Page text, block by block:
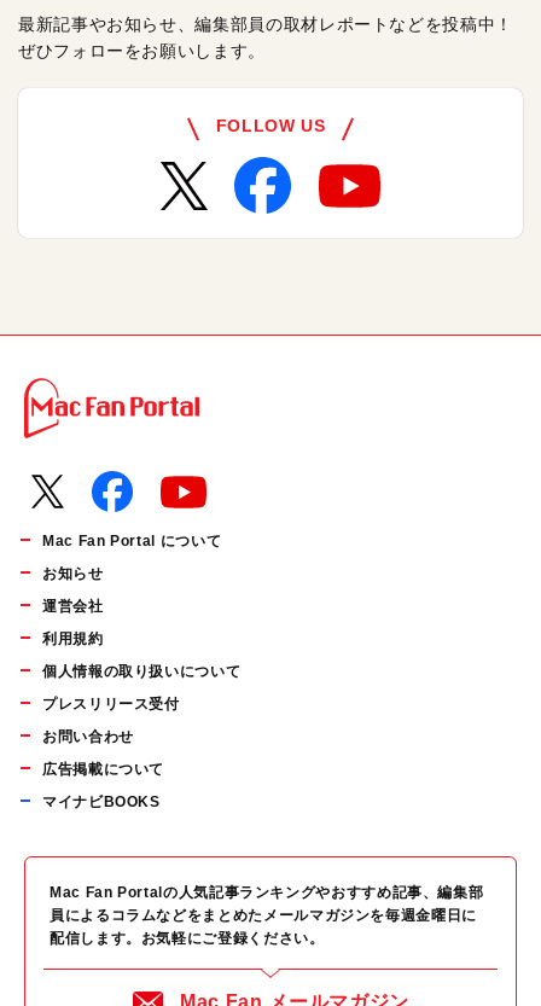
最新記事やお知らせ、編集部員の取材レポートなどを投稿中！
ぜひフォローをお願いします。
FOLLOW US
Mac Fan Portal について
お知らせ
運営会社
利用規約
個人情報の取り扱いについて
プレスリリース受付
お問い合わせ
広告掲載について
マイナビBOOKS
Mac Fan Portalの人気記事ランキングやおすすめ記事、編集部
員によるコラムなどをまとめたメールマガジンを毎週金曜日に
配信します。お気軽にご登録ください。
Mac Fan メールマガジン